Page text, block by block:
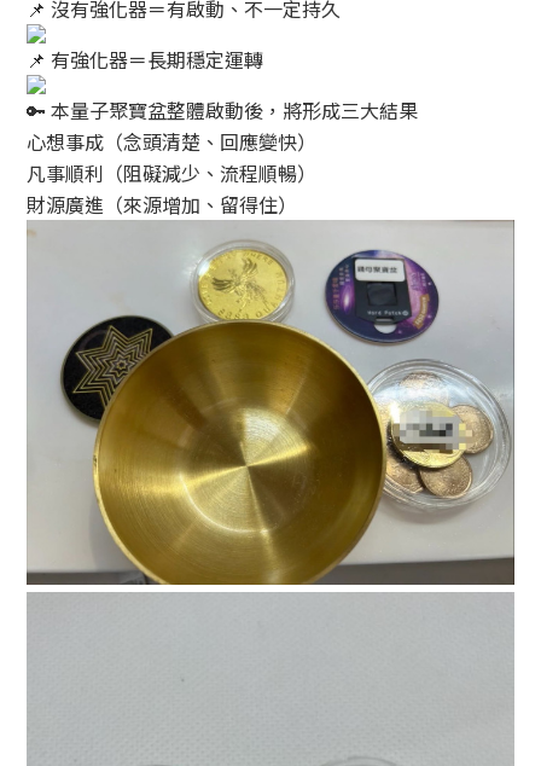
沒有強化器＝有啟動、不一定持久
有強化器＝長期穩定運轉
本量子聚寶盆整體啟動後，將形成三大結果
心想事成（念頭清楚、回應變快）
凡事順利（阻礙減少、流程順暢）
財源廣進（來源增加、留得住）